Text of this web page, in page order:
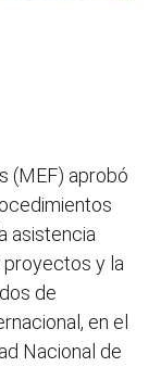
(MEF) aprobó
asistencia
y la
de
en el
Nacional de